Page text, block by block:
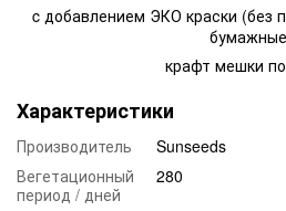
c добавлением ЭКО краски (без
бумажные
крафт мешки
Характеристики
Производитель
Sunseeds
Вегетационный
период / дней
280